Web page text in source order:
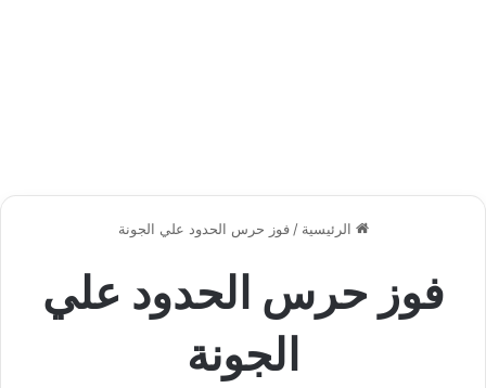
الرئيسية / فوز حرس الحدود علي الجونة
فوز حرس الحدود علي
الجونة